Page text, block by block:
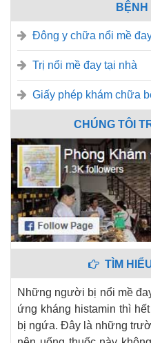
Đông y chữa nổi mề
Trị nổi mề đay tại nhà
Giấy phép khám chữa
CHÚNG TÔI
TÌM
Những người bị nổi mề
ứng kháng histamin thì
bị ngứa. Đây là những